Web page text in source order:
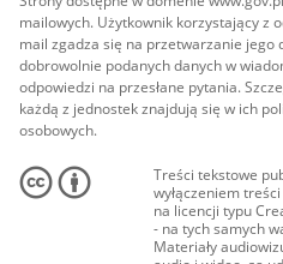
mailowych. Użytkownik korzystający z
mail zgadza się na przetwarzanie jego
dobrowolnie podanych danych w
odpowiedzi na przesłane pytania.
każdą z jednostek znajdują się w ich
osobowych.
Treści tekstowe
wyłączeniem
na licencji typu
- na tych samych
Materiały